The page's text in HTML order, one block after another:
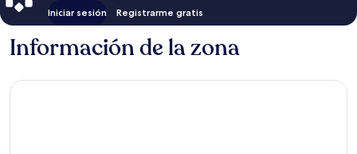
Iniciar sesión Registrarme gratis
Información de la zona